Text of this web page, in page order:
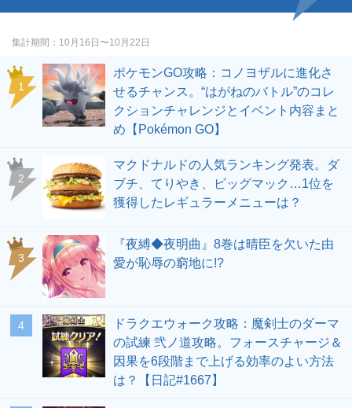
集計期間 10月16日〜10月22日
ポケモンGO攻略：コノヨザルに進化さ
せるチャンス。“はがねのバトル”のコレ
クションチャレンジとイベント内容まと
め【Pokémon GO】
マクドナルドの人気ランキング発表。ダ
ブチ、てりやき、ビッグマック…1位を
獲得したレギュラーメニューは？
『夜縛◆夜明曲』8巻は晴臣を欠いた由
愛が恥辱の窮地に!?
ドラクエウォーク攻略：魔剣士のダーマ
の試練 弐ノ道攻略。フォースチャージ＆
因果を6段階まで上げる効率のよい方法
は？【日記#1667】